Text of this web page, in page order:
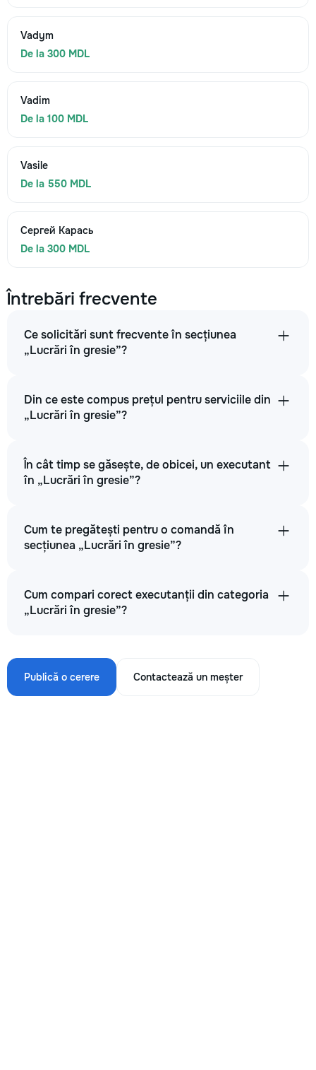
Vadym
De la 300 MDL
Vadim
De la 100 MDL
Vasile
De la 550 MDL
Сергей Карась
De la 300 MDL
Întrebări frecvente
Ce solicitări sunt frecvente în secțiunea
„Lucrări în gresie”?
Din ce este compus prețul pentru serviciile din
„Lucrări în gresie”?
În cât timp se găsește, de obicei, un executant
în „Lucrări în gresie”?
Cum te pregătești pentru o comandă în
secțiunea „Lucrări în gresie”?
Cum compari corect executanții din categoria
„Lucrări în gresie”?
Publică o cerere Contactează un meșter